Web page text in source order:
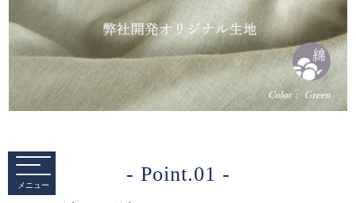
メニュー - Point.01 -